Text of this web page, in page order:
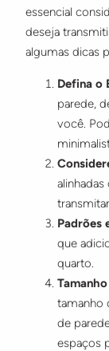
essencial
deseja
algumas dicas
Defina o
parede,
você.
Padrões
que
quarto.
tamanho
de
espaços